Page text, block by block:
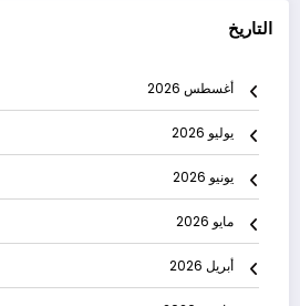
التاريخ
أغسطس 2026
يوليو 2026
يونيو 2026
مايو 2026
أبريل 2026